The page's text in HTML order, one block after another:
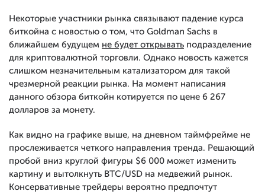
Некоторые участники рынка связывают падение курса
биткойна с новостью о том, что Goldman Sachs в
ближайшем будущем не будет открывать подразделение
для криптовалютной торговли. Однако новость кажется
слишком незначительным катализатором для такой
чрезмерной реакции рынка. На момент написания
данного обзора биткойн котируется по цене 6 267
долларов за монету.
Как видно на графике выше, на дневном таймфрейме не
прослеживается четкого направления тренда. Решающий
пробой вниз круглой фигуры $6 000 может изменить
картину и вытолкнуть BTC/USD на медвежий рынок.
Консервативные трейдеры вероятно предпочтут